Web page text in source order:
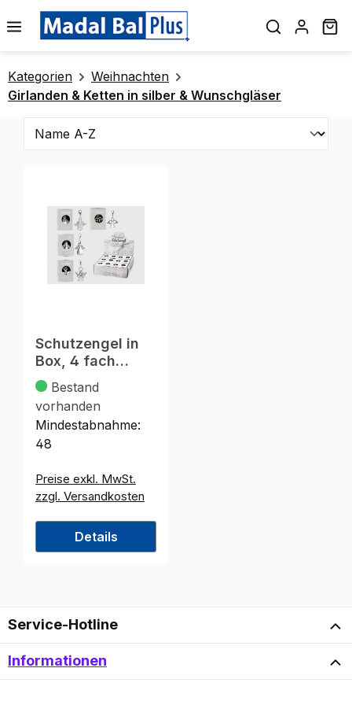
springen
Kategorien
Weihnachten
Girlanden & Ketten in silber & Wunschgläser
Schutzengel in
Box, 4 fach
sortiert, aus
Metall
Bestand
vorhanden
Mindestabnahme:
48
Preise exkl. MwSt.
zzgl. Versandkosten
Details
Service-Hotline
Informationen